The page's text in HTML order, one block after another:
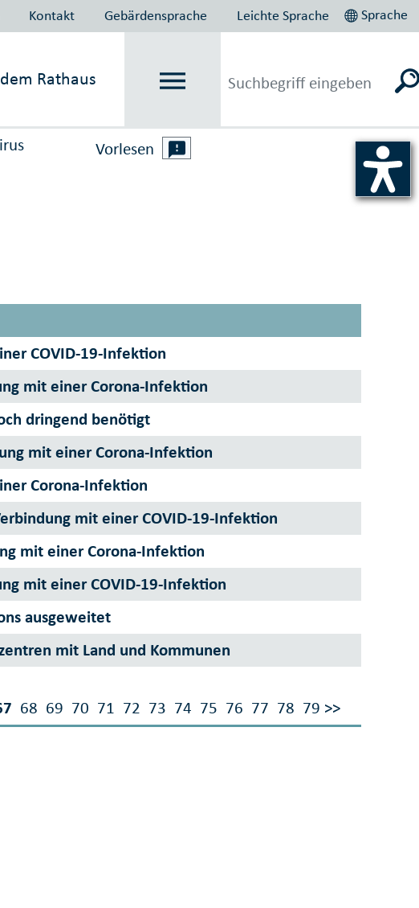
Kontakt Gebärdensprache Leichte Sprache Sprache
Rathaus
Vorlesen
68 69 70 71 72 73 74 75 76 77 78 79 >>
COVID-19-Infektion
mit einer Corona-Infektion
dringend benötigt
mit einer Corona-Infektion
Corona-Infektion
mit einer COVID-19-Infektion
mit einer Corona-Infektion
mit einer COVID-19-Infektion
ausgeweitet
mit Land und Kommunen